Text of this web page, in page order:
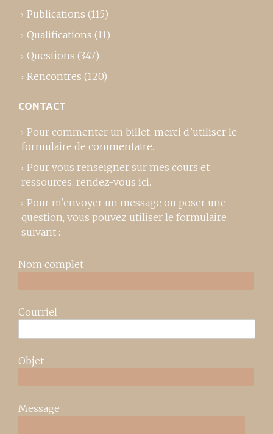
Publications (115)
Qualifications (11)
Questions (347)
Rencontres (120)
CONTACT
Pour commenter un billet, merci d’utiliser le
formulaire de commentaire.
Pour vous renseigner sur mes cours et
ressources, rendez-vous ici.
Pour m’envoyer un message ou poser une
question, vous pouvez utiliser le formulaire
suivant :
Nom complet
Courriel
Objet
Message